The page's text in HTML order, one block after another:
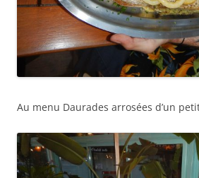
Au menu Daurades arrosées d’un